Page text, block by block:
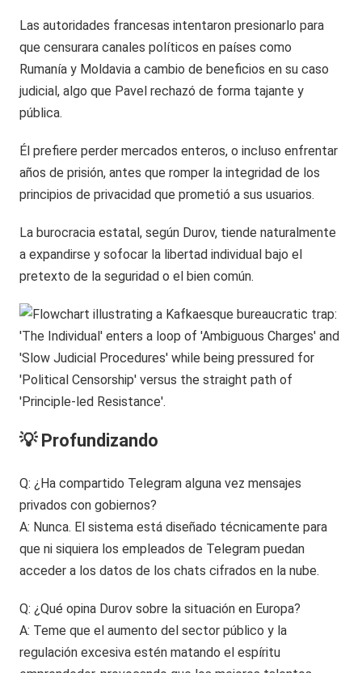
Las autoridades francesas intentaron presionarlo para
que censurara canales políticos en países como
Rumanía y Moldavia a cambio de beneficios en su caso
judicial, algo que Pavel rechazó de forma tajante y
pública.
Él prefiere perder mercados enteros, o incluso enfrentar
años de prisión, antes que romper la integridad de los
principios de privacidad que prometió a sus usuarios.
La burocracia estatal, según Durov, tiende naturalmente
a expandirse y sofocar la libertad individual bajo el
pretexto de la seguridad o el bien común.
💡 Profundizando
Q: ¿Ha compartido Telegram alguna vez mensajes
privados con gobiernos?
A: Nunca. El sistema está diseñado técnicamente para
que ni siquiera los empleados de Telegram puedan
acceder a los datos de los chats cifrados en la nube.
Q: ¿Qué opina Durov sobre la situación en Europa?
A: Teme que el aumento del sector público y la
regulación excesiva estén matando el espíritu